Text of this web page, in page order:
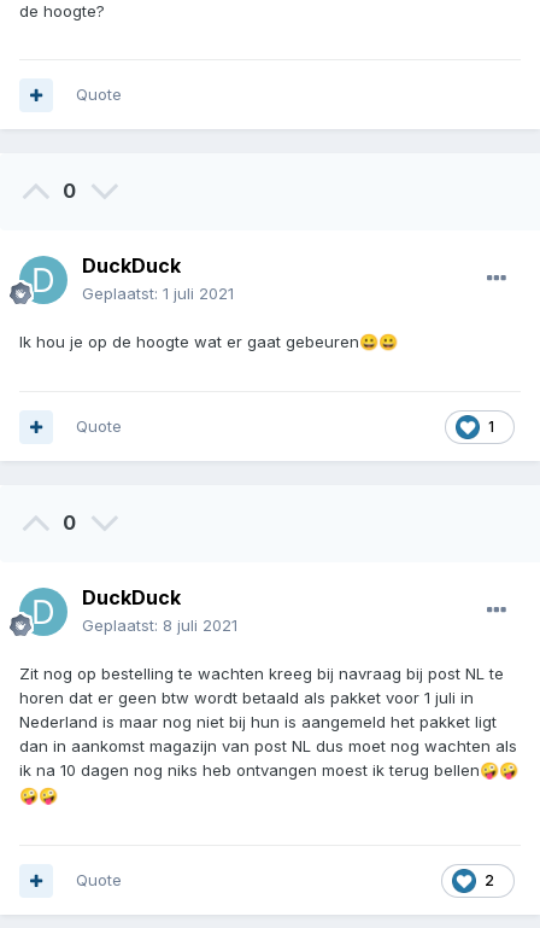
de hoogte?
Quote
0
DuckDuck
Geplaatst: 1 juli 2021
Ik hou je op de hoogte wat er gaat gebeuren😀😀
1
Quote
0
DuckDuck
Geplaatst: 8 juli 2021
Zit nog op bestelling te wachten kreeg bij navraag bij post NL te
horen dat er geen btw wordt betaald als pakket voor 1 juli in
Nederland is maar nog niet bij hun is aangemeld het pakket ligt
dan in aankomst magazijn van post NL dus moet nog wachten als
ik na 10 dagen nog niks heb ontvangen moest ik terug bellen🤪🤪
🤪🤪
2
Quote